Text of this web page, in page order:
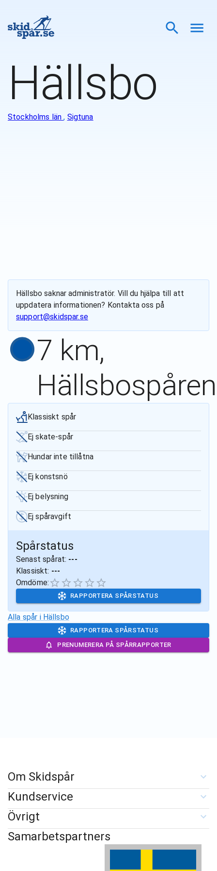
Hällsbo
Stockholms län, Sigtuna
Hällsbo saknar administratör. Vill du hjälpa till att
uppdatera informationen? Kontakta oss på
support@skidspar.se
7 km,
Hällsbospåren
Klassiskt spår
Ej skate-spår
Hundar inte tillåtna
Ej konstsnö
Ej belysning
Ej spåravgift
Spårstatus
Senast spårat: ---
Klassiskt: ---
Omdöme:
RAPPORTERA SPÅRSTATUS
Alla spår i Hällsbo
RAPPORTERA SPÅRSTATUS
PRENUMERERA PÅ SPÅRRAPPORTER
Om Skidspår
Kundservice
Övrigt
Samarbetspartners